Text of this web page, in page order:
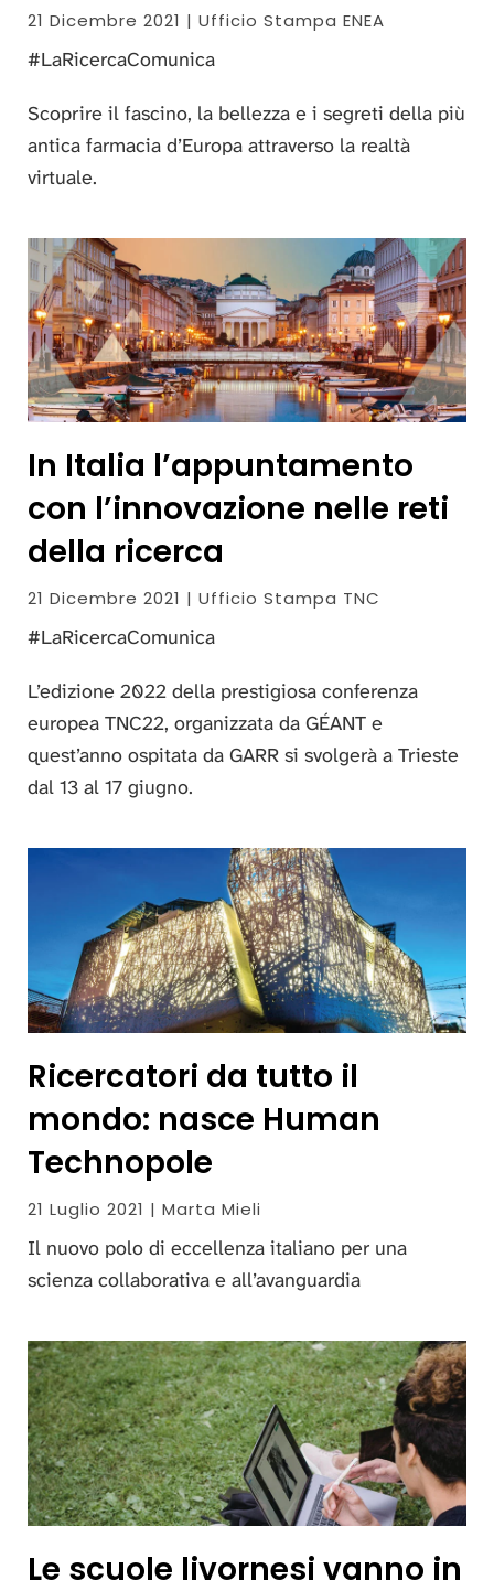
21 Dicembre 2021 | Ufficio Stampa ENEA
#LaRicercaComunica
Scoprire il fascino, la bellezza e i segreti della più
antica farmacia d’Europa attraverso la realtà
virtuale.
In Italia l’appuntamento
con l’innovazione nelle reti
della ricerca
21 Dicembre 2021 | Ufficio Stampa TNC
#LaRicercaComunica
L’edizione 2022 della prestigiosa conferenza
europea TNC22, organizzata da GÉANT e
quest’anno ospitata da GARR si svolgerà a Trieste
dal 13 al 17 giugno.
Ricercatori da tutto il
mondo: nasce Human
Technopole
21 Luglio 2021 | Marta Mieli
Il nuovo polo di eccellenza italiano per una
scienza collaborativa e all’avanguardia
Le scuole livornesi vanno in